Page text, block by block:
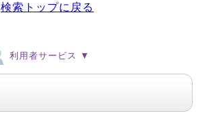
検索トップに戻る
利用者サービス ▼